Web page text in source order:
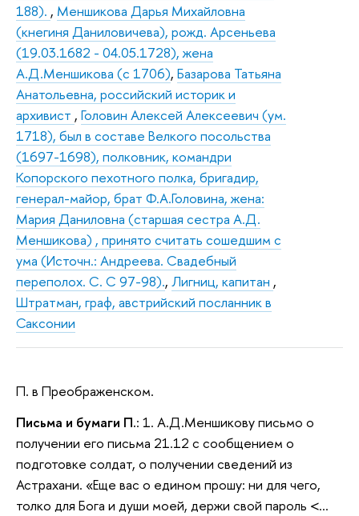
188). , Меншикова Дарья Михайловна
(кнегиня Даниловичева), рожд. Арсеньева
(19.03.1682 - 04.05.1728), жена
А.Д.Меншикова (с 1706), Базарова Татьяна
Анатольевна, российский историк и
архивист , Головин Алексей Алексеевич (ум.
1718), был в составе Велкого посольства
(1697-1698), полковник, командри
Копорского пехотного полка, бригадир,
генерал-майор, брат Ф.А.Головина, жена:
Мария Даниловна (старшая сестра А.Д.
Меншикова) , принято считать сошедшим с
ума (Источн.: Андреева. Свадебный
переполох. С. С 97-98)., Лигниц, капитан ,
Штратман, граф, австрийский посланник в
Саксонии
П. в Преображенском.
Письма и бумаги П.: 1. А.Д.Меншикову письмо о
получении его письма 21.12 с сообщением о
подготовке солдат, о получении сведений из
Астрахани. «Еще вас о едином прошу: ни для чего,
толко для Бога и души моей, держи свой пароль <…